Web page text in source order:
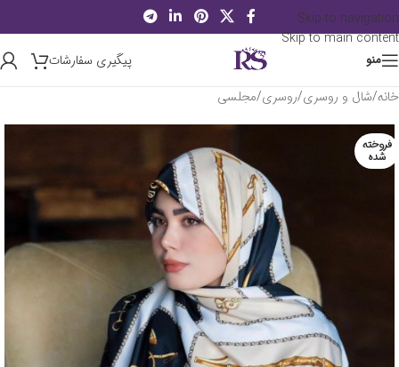
Skip to navigation
Skip to main content
منو
پیگیری سفارشات
خانه/شال و روسری/روسری/مجلسی
فروخته
شده